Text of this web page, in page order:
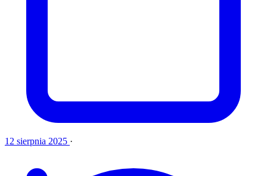
12 sierpnia 2025 ·